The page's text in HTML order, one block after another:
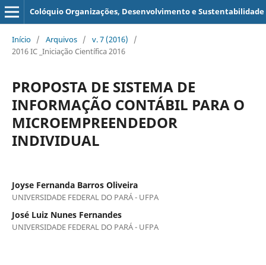
Colóquio Organizações, Desenvolvimento e Sustentabilidade
Início / Arquivos / v. 7 (2016)
/
2016 IC _Iniciação Científica 2016
PROPOSTA DE SISTEMA DE
INFORMAÇÃO CONTÁBIL PARA O
MICROEMPREENDEDOR
INDIVIDUAL
Joyse Fernanda Barros Oliveira
UNIVERSIDADE FEDERAL DO PARÁ - UFPA
José Luiz Nunes Fernandes
UNIVERSIDADE FEDERAL DO PARÁ - UFPA